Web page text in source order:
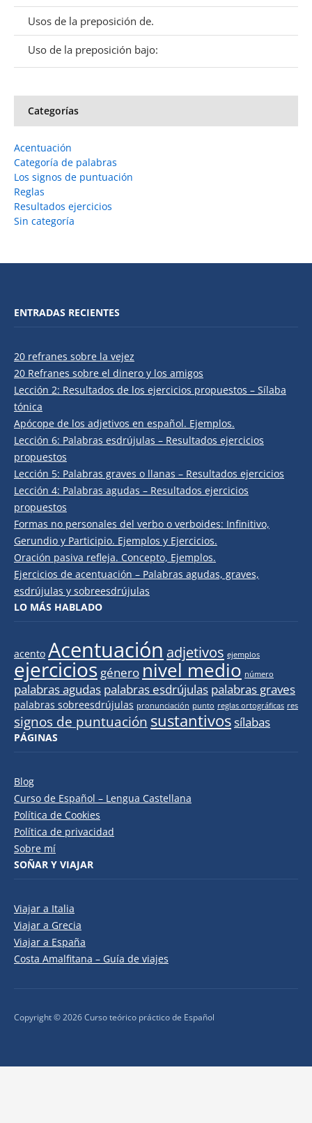
Usos de la preposición de.
Uso de la preposición bajo:
Categorías
Acentuación
Categoría de palabras
Los signos de puntuación
Reglas
Resultados ejercicios
Sin categoría
ENTRADAS RECIENTES
20 refranes sobre la vejez
20 Refranes sobre el dinero y los amigos
Lección 2: Resultados de los ejercicios propuestos – Sílaba
tónica
Apócope de los adjetivos en español. Ejemplos.
Lección 6: Palabras esdrújulas – Resultados ejercicios
propuestos
Lección 5: Palabras graves o llanas – Resultados ejercicios
Lección 4: Palabras agudas – Resultados ejercicios
propuestos
Formas no personales del verbo o verboides: Infinitivo,
Gerundio y Participio. Ejemplos y Ejercicios.
Oración pasiva refleja. Concepto, Ejemplos.
Ejercicios de acentuación – Palabras agudas, graves,
esdrújulas y sobreesdrújulas
LO MÁS HABLADO
acento Acentuación adjetivos ejemplos
ejercicios género nivel medio número
palabras agudas palabras esdrújulas palabras graves
palabras sobreesdrújulas pronunciación punto reglas ortográficas res
signos de puntuación sustantivossílabas
PÁGINAS
Blog
Curso de Español – Lengua Castellana
Política de Cookies
Política de privacidad
Sobre mí
SOÑAR Y VIAJAR
Viajar a Italia
Viajar a Grecia
Viajar a España
Costa Amalfitana – Guía de viajes
Copyright © 2026 Curso teórico práctico de Español